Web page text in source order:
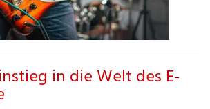
in die Welt des E-